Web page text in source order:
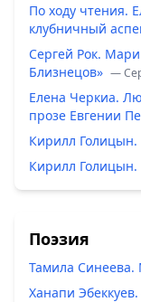
По ходу чтения.
клубничный
Сергей Рок.
Близнецов» —
Елена Черкиа.
прозе Евгении
Кирилл Голицын.
Кирилл Голицын.
Поэзия
Тамила Синеева.
Ханапи